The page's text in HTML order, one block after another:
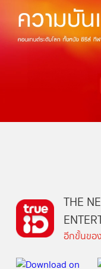
THE
อีกขั้นขอ